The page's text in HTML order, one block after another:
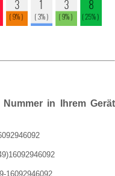
in Ihrem Gerät
16092946092